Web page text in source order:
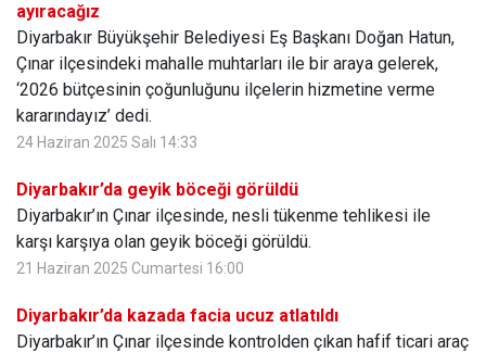
ayıracağız
Diyarbakır Büyükşehir Belediyesi Eş Başkanı Doğan Hatun,
Çınar ilçesindeki mahalle muhtarları ile bir araya gelerek,
‘2026 bütçesinin çoğunluğunu ilçelerin hizmetine verme
kararındayız’ dedi.
24 Haziran 2025 Salı 14:33
Diyarbakır’da geyik böceği görüldü
Diyarbakır’ın Çınar ilçesinde, nesli tükenme tehlikesi ile
karşı karşıya olan geyik böceği görüldü.
21 Haziran 2025 Cumartesi 16:00
Diyarbakır’da kazada facia ucuz atlatıldı
Diyarbakır’ın Çınar ilçesinde kontrolden çıkan hafif ticari araç